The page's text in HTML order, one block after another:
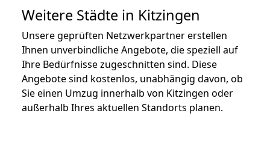
Weitere Städte in Kitzingen
Unsere geprüften Netzwerkpartner erstellen
Ihnen unverbindliche Angebote, die speziell auf
Ihre Bedürfnisse zugeschnitten sind. Diese
Angebote sind kostenlos, unabhängig davon, ob
Sie einen Umzug innerhalb von Kitzingen oder
außerhalb Ihres aktuellen Standorts planen.